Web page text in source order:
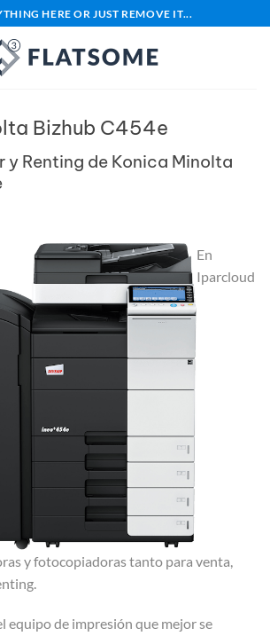
HERE OR JUST REMOVE IT...
Bizhub C454e
y Renting de Konica Minolta
En
Iparcloud
y fotocopiadoras tanto para venta,
equipo de impresión que mejor se